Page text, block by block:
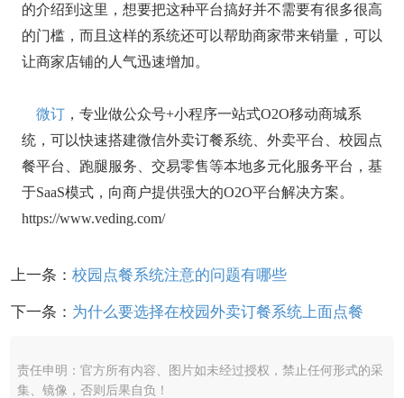
的介绍到这里，想要把这种平台搞好并不需要有很多很高
的门槛，而且这样的系统还可以帮助商家带来销量，可以
让商家店铺的人气迅速增加。
微订，专业做公众号+小程序一站式O2O移动商城系
统，可以快速搭建微信外卖订餐系统、外卖平台、校园点
餐平台、跑腿服务、交易零售等本地多元化服务平台，基
于SaaS模式，向商户提供强大的O2O平台解决方案。
https://www.veding.com/
上一条： 校园点餐系统注意的问题有哪些
下一条： 为什么要选择在校园外卖订餐系统上面点餐
责任申明：官方所有内容、图片如未经过授权，禁止任何形式的采
集、镜像，否则后果自负！